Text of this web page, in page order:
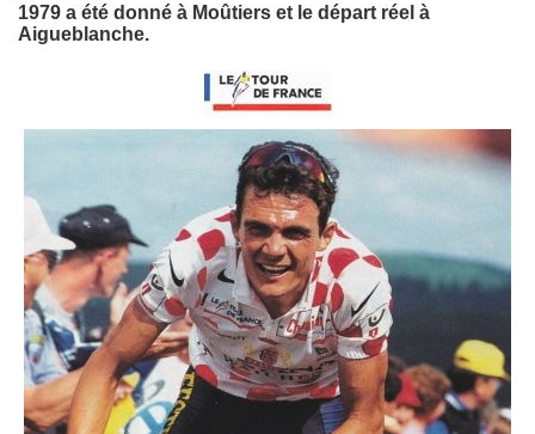
1979 a été donné à Moûtiers et le départ réel à
Aigueblanche.